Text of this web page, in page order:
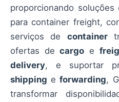
proporcionando
para container freight,
serviços de container
ofertas decargo e
delivery, e suportar
shipping eforwarding,
transformar